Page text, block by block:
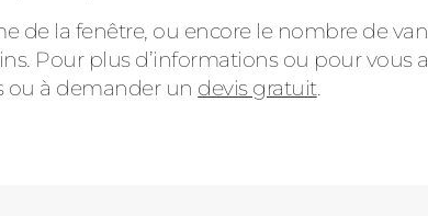
de la fenêtre, ou encore le nombre de
Pour plus d’informations ou pour vous
ou à demander un devis gratuit.